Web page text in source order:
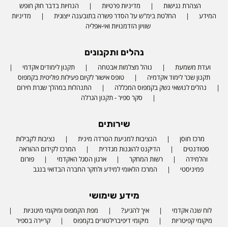
הצהרת נגישות מדיניות פרטיות
הנחיות בדבר חוק חופש
המידע
החלטת בימ"ש על הסדר פשרה בתובענה ייצוגית
מדיניות
שוויון הזדמנויות ואי-אפליה
נהלים ותקנונים
ועדת משמעת נוהל מצלמות אבטחה
תקנון לימודים אקדמי
תקנון שכר לימוד אקדמיה
טופס אישור לקיום פעילות פוליטית בקמפוס
נהלים לנושאי נשק בקמפוס המכללה
התנהלות במהלך שגרת חירום
סקר ספיר - תקנון הגרלה
שירותים
מרכז חוסן הנציבות למניעת הטרדה מינית
נציבות לקבילות
סטודנטים
הדיקנט להוגנות מגדרית
המרכז לקידום ההוראה
והלמידה
רשות המחקר ארגון הסגל האקדמי
פורום
פמיניסטי
המרכז הלאומי למידע ולחקר החברה הבדואי בנגב
מידע שימושי
לוח שנה אקדמי איך להגיע?
מפת הקמפוס ומיקומי מיגוניות
מיקומי קפיטריות
מיקומי דיפיברילטורים בקמפוס
קריירה בספיר